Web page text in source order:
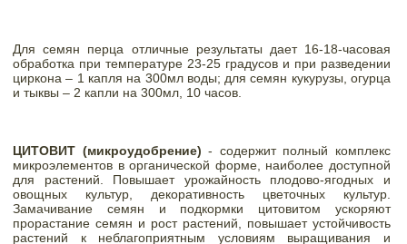
Для семян перца отличные результаты дает 16-18-часовая
обработка при температуре 23-25 градусов и при разведении
циркона – 1 капля на 300мл воды; для семян кукурузы, огурца
и тыквы – 2 капли на 300мл, 10 часов.
ЦИТОВИТ (микроудобрение) - содержит полный комплекс
микроэлементов в органической форме, наиболее доступной
для растений. Повышает урожайность плодово-ягодных и
овощных культур, декоративность цветочных культур.
Замачивание семян и подкормки цитовитом ускоряют
прорастание семян и рост растений, повышает устойчивость
растений к неблагоприятным условиям выращивания и